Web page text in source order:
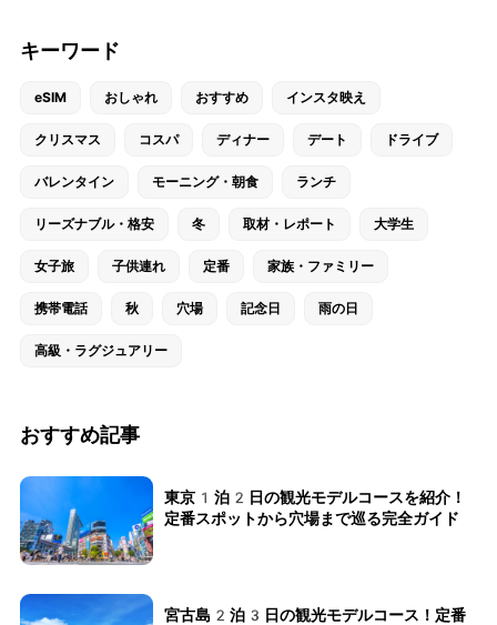
キーワード
eSIM おしゃれ おすすめ インスタ映え
クリスマス コスパ ディナー デート ドライブ
バレンタイン モーニング・朝食 ランチ
リーズナブル・格安 冬 取材・レポート 大学生
女子旅 子供連れ 定番 家族・ファミリー
携帯電話 秋 穴場 記念日 雨の日
高級・ラグジュアリー
おすすめ記事
東京1泊2日の観光モデルコースを紹介！
定番スポットから穴場まで巡る完全ガイド
宮古島2泊3日の観光モデルコース！定番